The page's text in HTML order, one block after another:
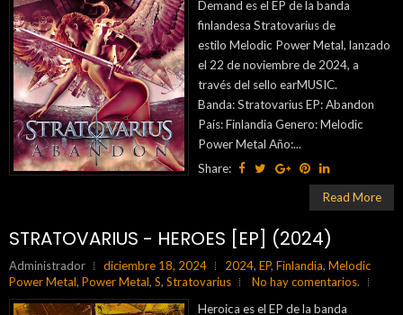
Demand es el EP de la banda
finlandesa Stratovarius de
estilo Melodic Power Metal, lanzado
el 22 de noviembre de 2024, a
través del sello earMUSIC.
Banda: Stratovarius EP: Abandon
País: Finlandia Genero: Melodic
Power Metal Año:...
Share:
Read More
STRATOVARIUS - HEROES [EP] (2024)
Administrador diciembre 18, 2024 2024, EP, Finlandia, Melodic
Power Metal, Power Metal, S, Stratovarius
No hay comentarios.
Heroica es el EP de la banda